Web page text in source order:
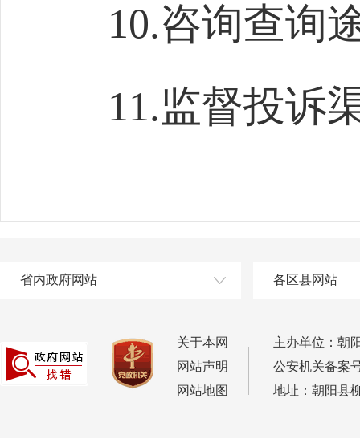
10.咨询查询
11.监督投诉
省内政府网站 各区县网站
关于本网
网站声明
网站地图
主办单位：朝
公安机关备案
地址：朝阳县